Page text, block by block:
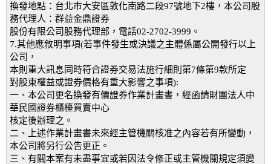
換發地點：台北市大安區敦化南路二段97號地下2樓，本公司股
務代理人：群益金鼎證券
股份有限公司股務代理部，電話02-2702-3999。
7.其他應敘明事項(若事件發生或決議之主體係屬公開發行以上
公司，
本則重大訊息同時符合證券交易法施行細則第7條第9款所定
對股東權益或證券價格有重大影響之事項):
一、本公司更名換發有價證券作業計畫書，經函請財團法人中
華民國證券櫃檯買賣中心
核定後辦理之。
二、上述作業計畫書未來經主管機關核准之內容若有所變動，
本公司將另行公告更正。
三、有關本案有未盡事宜或若因法令修正或主管機關規定須變